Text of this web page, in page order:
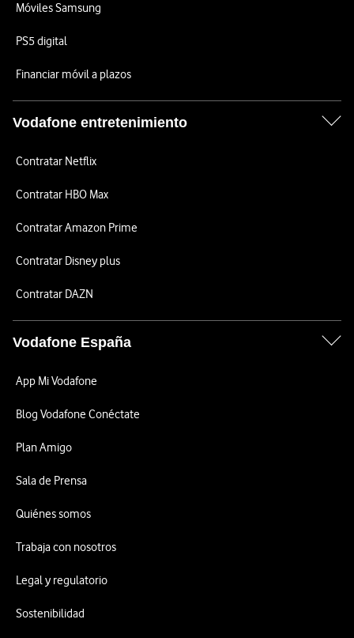
Móviles Samsung
PS5 digital
Financiar móvil a plazos
Vodafone entretenimiento
Contratar Netflix
Contratar HBO Max
Contratar Amazon Prime
Contratar Disney plus
Contratar DAZN
Vodafone España
App Mi Vodafone
Blog Vodafone Conéctate
Plan Amigo
Sala de Prensa
Quiénes somos
Trabaja con nosotros
Legal y regulatorio
Sostenibilidad